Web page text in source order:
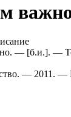
— [б.и.]. —
— 2011.